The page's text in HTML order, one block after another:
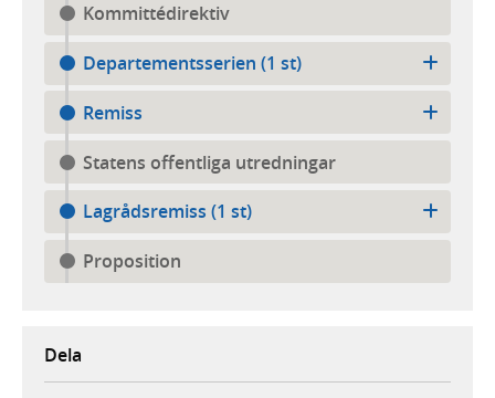
Kommittédirektiv
Departementsserien (1 st)
Remiss
Statens offentliga utredningar
Lagrådsremiss (1 st)
Proposition
Dela